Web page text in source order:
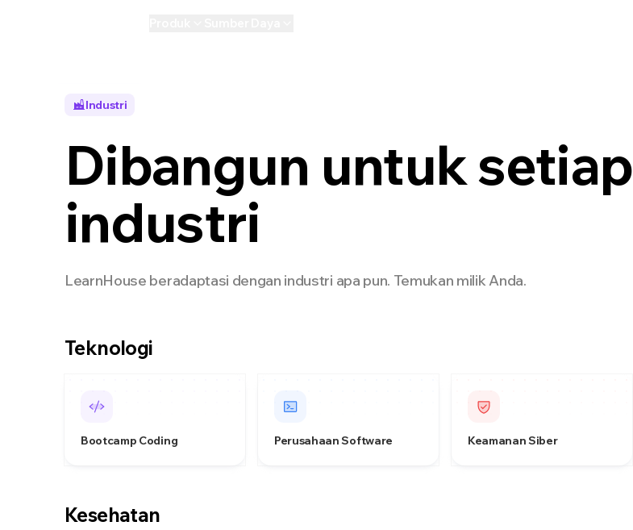
Industri
Dibangun untuk setiap
industri
LearnHouse beradaptasi dengan industri apa pun. Temukan milik Anda.
Teknologi
Bootcamp Coding Perusahaan Software Keamanan Siber
Kesehatan